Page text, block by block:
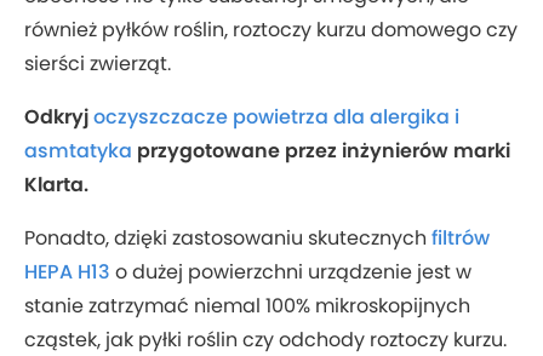
również pyłków roślin, roztoczy kurzu domowego czy
sierści zwierząt.
Odkryjoczyszczacze powietrza dla alergika i
asmtatyka przygotowane przez inżynierów marki
Klarta.
Ponadto, dzięki zastosowaniu skutecznych filtrów
HEPA H13 o dużej powierzchni urządzenie jest w
stanie zatrzymać niemal 100% mikroskopijnych
cząstek, jak pyłki roślin czy odchody roztoczy kurzu.